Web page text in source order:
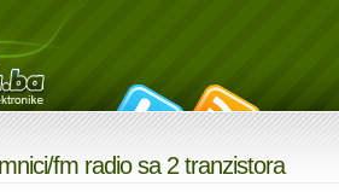
/fm radio sa 2 tranzistora